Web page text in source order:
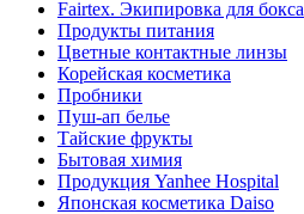
Fairtex. Экипировка для бокса
Продукты питания
Цветные контактные линзы
Корейская косметика
Пробники
Пуш-ап белье
Тайские фрукты
Бытовая химия
Продукция Yanhee Hospital
Японская косметика Daiso